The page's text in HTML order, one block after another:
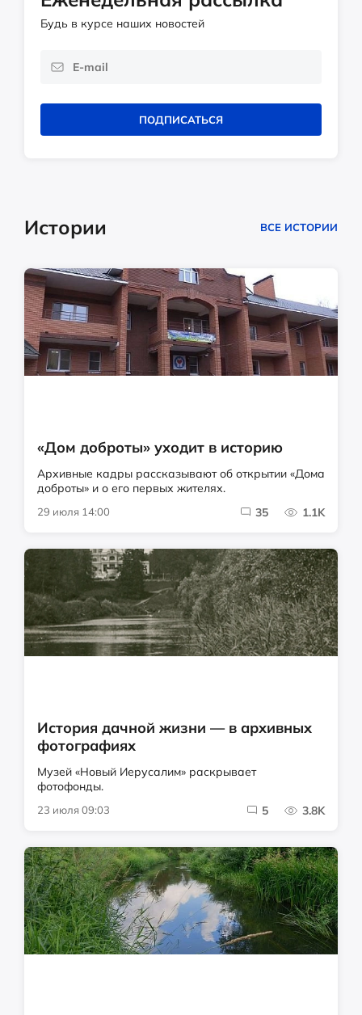
Будь в курсе наших новостей
ПОДПИСАТЬСЯ
Истории ВСЕ ИСТОРИИ
«Дом доброты» уходит в историю
Архивные кадры рассказывают об открытии «Дома
доброты» и о его первых жителях.
29 июля 14:00 35 1.1K
История дачной жизни — в архивных
фотографиях
Музей «Новый Иерусалим» раскрывает
фотофонды.
23 июля 09:03 5 3.8K